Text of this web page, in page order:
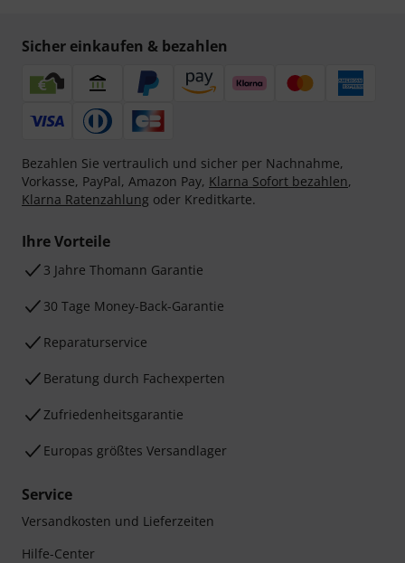
Sicher einkaufen & bezahlen
Bezahlen Sie vertraulich und sicher per Nachnahme,
Vorkasse, PayPal, Amazon Pay, Klarna Sofort bezahlen,
Klarna Ratenzahlung oder Kreditkarte.
Ihre Vorteile
3 Jahre Thomann Garantie
30 Tage Money-Back-Garantie
Reparaturservice
Beratung durch Fachexperten
Zufriedenheitsgarantie
Europas größtes Versandlager
Service
Versandkosten und Lieferzeiten
Hilfe-Center